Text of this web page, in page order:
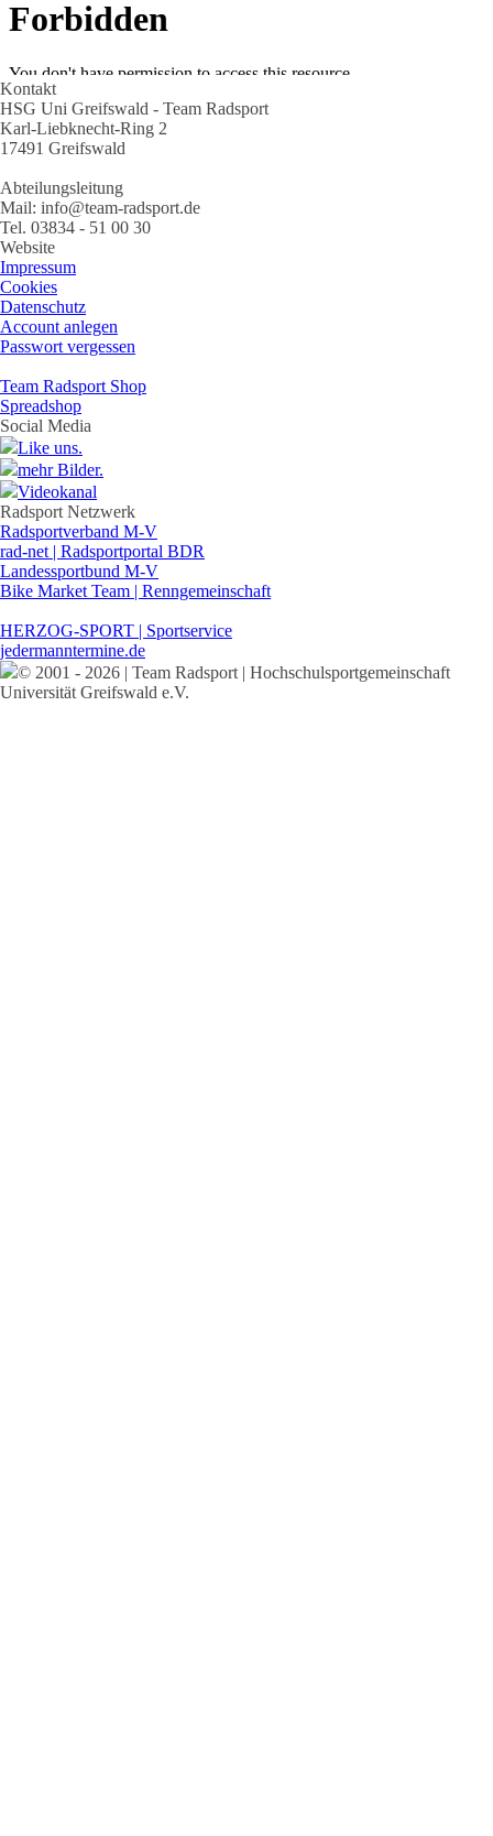
Kontakt
HSG Uni Greifswald - Team Radsport
Karl-Liebknecht-Ring 2
17491 Greifswald
Abteilungsleitung
Mail: info@team-radsport.de
Tel. 03834 - 51 00 30
Website
Impressum
Cookies
Datenschutz
Account anlegen
Passwort vergessen
Team Radsport Shop
Spreadshop
Social Media
Like uns.
mehr Bilder.
Videokanal
Radsport Netzwerk
Radsportverband M-V
rad-net | Radsportportal BDR
Landessportbund M-V
Bike Market Team | Renngemeinschaft
HERZOG-SPORT | Sportservice
jedermanntermine.de
© 2001 - 2026 | Team Radsport | Hochschulsportgemeinschaft
Universität Greifswald e.V.